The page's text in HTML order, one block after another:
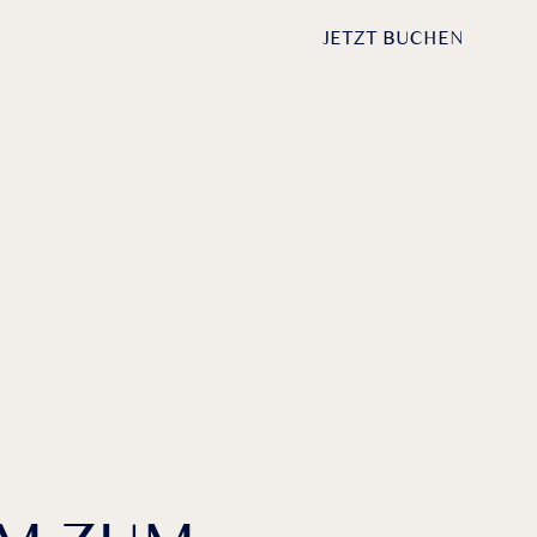
JETZT BUCHEN